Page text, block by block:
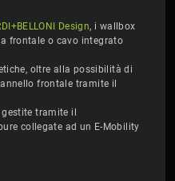
Design, i wallbox
frontale o cavo integrato
oltre alla possibilità di
frontale tramite il
tramite il
collegate ad un E-Mobility